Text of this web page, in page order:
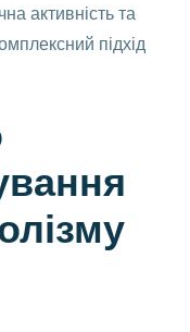
активність та
підхід